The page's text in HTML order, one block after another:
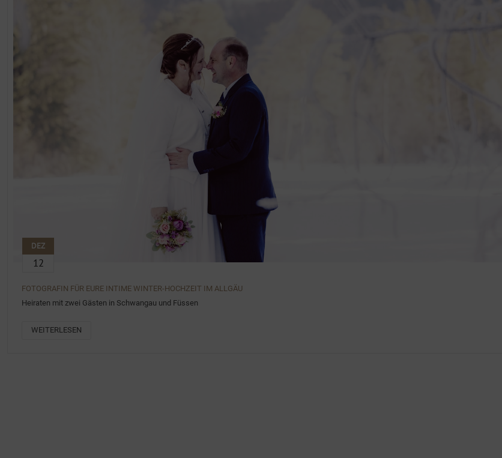
DEZ
12
FOTOGRAFIN FÜR EURE INTIME WINTER-HOCHZEIT IM ALLGÄU
Heiraten mit zwei Gästen in Schwangau und Füssen
WEITERLESEN